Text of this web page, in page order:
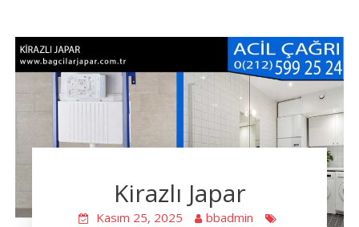
Kirazlı Japar
Kasım 25, 2025
bbadmin